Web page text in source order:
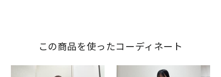
この商品を使ったコーディネート